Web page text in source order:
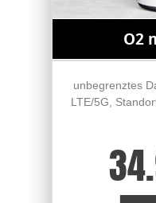
O2
unbegrenztes
LTE/5G,